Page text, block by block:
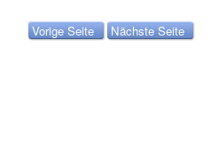
Vorige Seite Nächste Seite